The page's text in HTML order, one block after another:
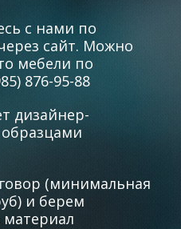
с нами по
сайт. Можно
мебели по
876-95-88
дизайнер-
образцами
(минимальная
и берем
материал